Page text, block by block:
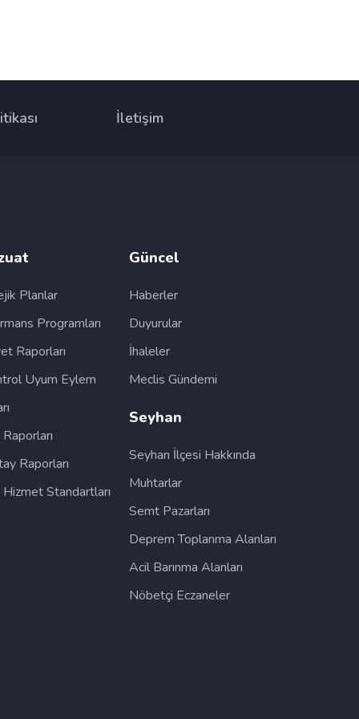
İletişim
Planlar
Programları
Raporları
Uyum Eylem
Raporları
Hizmet Standartları
Güncel
Haberler
Duyurular
İhaleler
Meclis Gündemi
Seyhan
Seyhan İlçesi Hakkında
Muhtarlar
Semt Pazarları
Deprem Toplanma Alanları
Acil Barınma Alanları
Nöbetçi Eczaneler